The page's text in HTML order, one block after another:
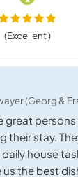
(Excellent )
(Georg &
great
their stay.
house
the best